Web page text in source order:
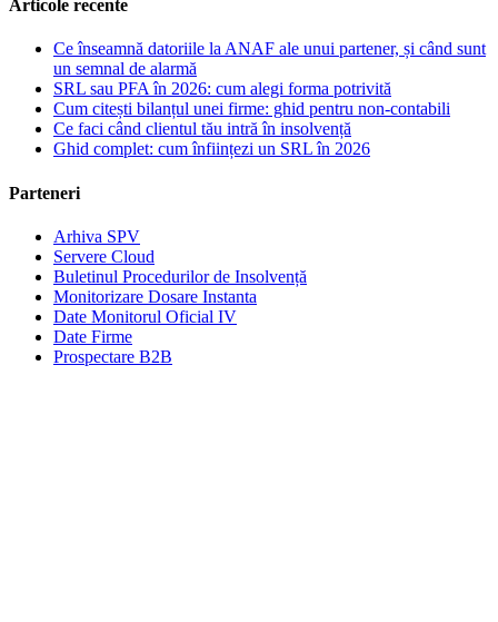
Articole recente
Ce înseamnă datoriile la ANAF ale unui partener, și când sunt
un semnal de alarmă
SRL sau PFA în 2026: cum alegi forma potrivită
Cum citești bilanțul unei firme: ghid pentru non-contabili
Ce faci când clientul tău intră în insolvență
Ghid complet: cum înființezi un SRL în 2026
Parteneri
Arhiva SPV
Servere Cloud
Buletinul Procedurilor de Insolvență
Monitorizare Dosare Instanta
Date Monitorul Oficial IV
Date Firme
Prospectare B2B